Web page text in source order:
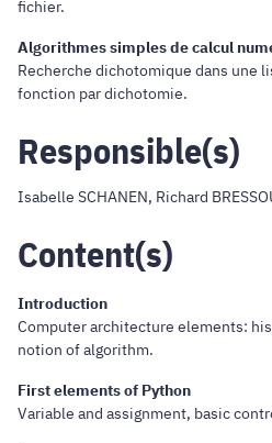
fichier.
Algorithmes simples de calcul
Recherche dichotomique dans une
fonction par dichotomie.
Responsible(s)
Isabelle SCHANEN, Richard
Content(s)
Introduction
Computer architecture elements:
notion of algorithm.
First elements of Python
Variable and assignment, basic